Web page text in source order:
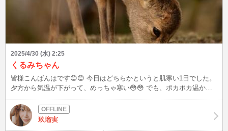
2025/4/30 (水) 2:25
くるみちゃん
皆様こんばんはです😊😊 今日はどちらかというと肌寒い1日でした。
夕方から気温が下がって、めっちゃ寒い😳😳 でも、ポカポカ温かい
姿でハーゲンダッツ🍨を食べる！ 今まさに真夜中のハーゲンダッツ
タイム🍨です。 今日は抹茶です🍵最高やん😍😍👍👍 そして、またま
た鹿友のおじ様から可愛いお写真が送られてきました。 奈良公園🦌
玖瑠実